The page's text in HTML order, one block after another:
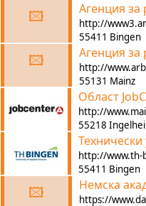
🖾
55411 Bingen
🖾 Агенция
55131 Mainz
Област
55218
55411 Bingen
🖾
https://